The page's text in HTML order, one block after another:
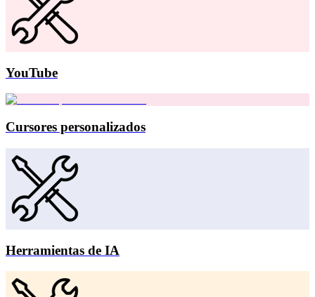
YouTube
Cursores personalizados
Herramientas de IA